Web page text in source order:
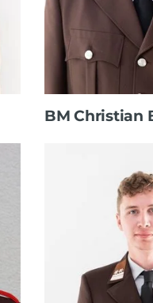
BM Christian